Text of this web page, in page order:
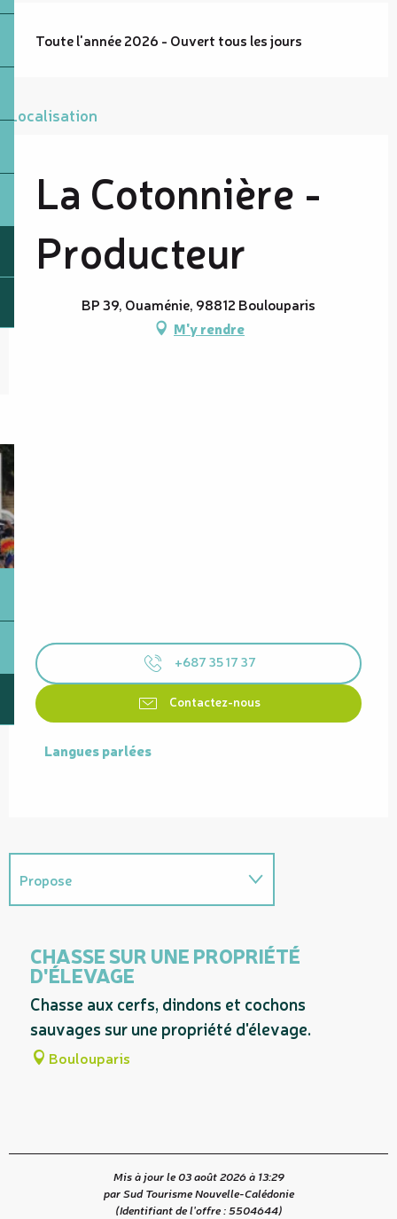
Toute l'année 2026 - Ouvert tous les jours
Localisation
La Cotonnière -
Producteur
BP 39, Ouaménie, 98812 Boulouparis
M'y rendre
+687 35 17 37
Contactez-nous
Langues parlées
Langues parlées
Propose
CHASSE SUR UNE PROPRIÉTÉ
D'ÉLEVAGE
Chasse aux cerfs, dindons et cochons
sauvages sur une propriété d'élevage.
Boulouparis
Mis à jour le 03 août 2026 à 13:29
par Sud Tourisme Nouvelle-Calédonie
(Identifiant de l'offre :5504644)